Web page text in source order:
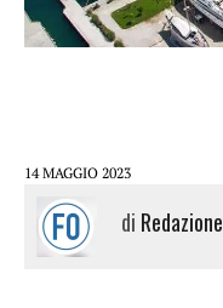
14 MAGGIO 2023
di Redazione